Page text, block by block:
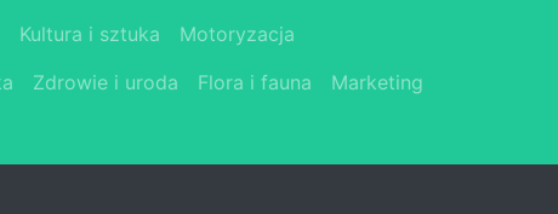
Kultura i sztuka
Motoryzacja
Zdrowie i uroda Flora i fauna
Marketing